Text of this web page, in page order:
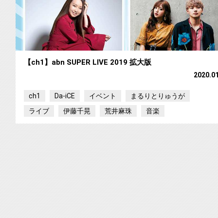
【ch1】abn SUPER LIVE 2019 拡大版
ch1 Da‐iCE イベント
まるりとりゅうが
ライブ
伊藤千晃 荒井麻珠 音楽